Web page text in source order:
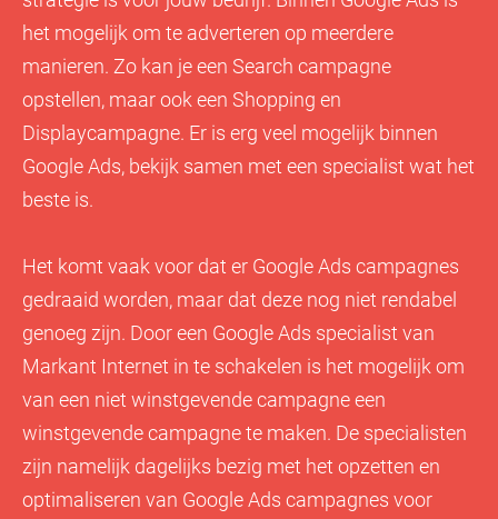
het mogelijk om te adverteren op meerdere
manieren. Zo kan je een Search campagne
opstellen, maar ook een Shopping en
Displaycampagne. Er is erg veel mogelijk binnen
Google Ads, bekijk samen met een specialist wat het
beste is.
Het komt vaak voor dat er Google Ads campagnes
gedraaid worden, maar dat deze nog niet rendabel
genoeg zijn. Door een Google Ads specialist van
Markant Internet in te schakelen is het mogelijk om
van een niet winstgevende campagne een
winstgevende campagne te maken. De specialisten
zijn namelijk dagelijks bezig met het opzetten en
optimaliseren van Google Ads campagnes voor